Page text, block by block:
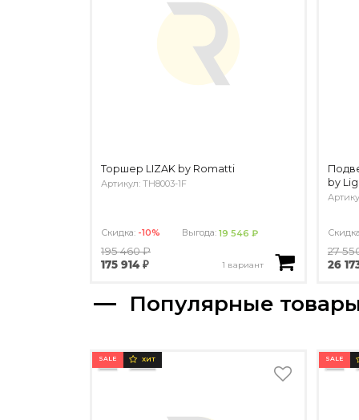
Торшер LIZAK by Romatti
Артикул: TH8003-1F
Скидка: -10% Выгода:19 546 ₽
195 460 ₽
175 914 ₽
1 вариант
by
27
26
Популярные
SALE ХИТ SALE